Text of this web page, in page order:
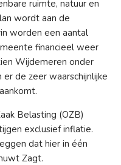
ruimte, natuur en
wordt aan de
worden een aantal
financieel weer
Wijdemeren onder
de zeer waarschijnlijke
Belasting (OZB)
exclusief inflatie.
dat hier in één
Zagt.